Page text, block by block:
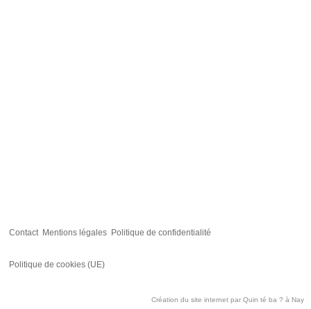
Contact Mentions légales Politique de confidentialité
Politique de cookies (UE)
Création du site internet par Quin té ba ? à Nay